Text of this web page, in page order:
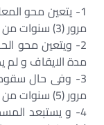
1- يتعين محو
مرور (3) سنوات من تاريخ انتهاء مدة تنفيذ العقوبة كاملة .
2- ويتعين محو
مدة الايقاف و
3- وفى حال
مرور (5) سنوات من تاريخ السقوط .
4- و يستبعد